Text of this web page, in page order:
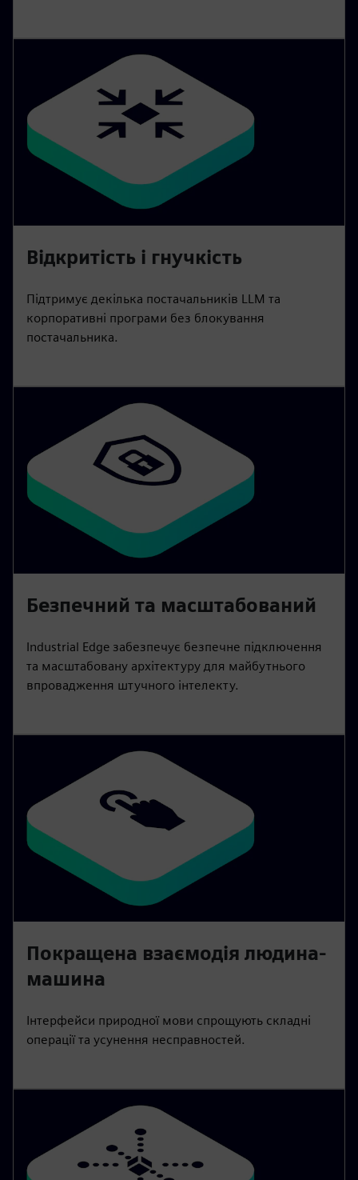
Відкритість і гнучкість
Підтримує декілька постачальників LLM та
корпоративні програми без блокування
постачальника.
Безпечний та масштабований
Industrial Edge забезпечує безпечне підключення
та масштабовану архітектуру для майбутнього
впровадження штучного інтелекту.
Покращена взаємодія людина-
машина
Інтерфейси природної мови спрощують складні
операції та усунення несправностей.